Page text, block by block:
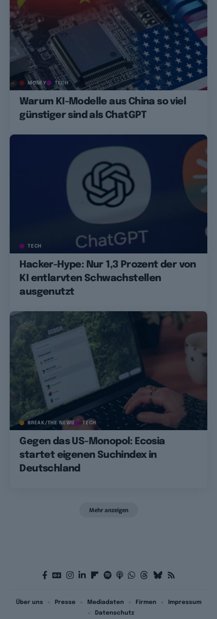
MONEY TECH
Warum KI-Modelle aus China so viel
günstiger sind als ChatGPT
TECH
Hacker-Hype: Nur 1,3 Prozent der von
KI entlarvten Schwachstellen
ausgenutzt
BREAK/THE NEWS TECH
Gegen das US-Monopol: Ecosia
startet eigenen Suchindex in
Deutschland
Mehr anzeigen
Über uns Presse Mediadaten Firmen
Impressum
Datenschutz